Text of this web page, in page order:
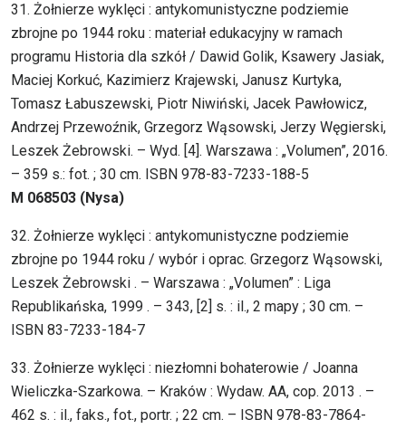
31. Żołnierze wyklęci : antykomunistyczne podziemie
zbrojne po 1944 roku : materiał edukacyjny w ramach
programu Historia dla szkół / Dawid Golik, Ksawery Jasiak,
Maciej Korkuć, Kazimierz Krajewski, Janusz Kurtyka,
Tomasz Łabuszewski, Piotr Niwiński, Jacek Pawłowicz,
Andrzej Przewoźnik, Grzegorz Wąsowski, Jerzy Węgierski,
Leszek Żebrowski. – Wyd. [4]. Warszawa : „Volumen”, 2016.
– 359 s.: fot. ; 30 cm. ISBN 978-83-7233-188-5
M 068503 (Nysa)
32. Żołnierze wyklęci : antykomunistyczne podziemie
zbrojne po 1944 roku / wybór i oprac. Grzegorz Wąsowski,
Leszek Żebrowski . – Warszawa : „Volumen” : Liga
Republikańska, 1999 . – 343, [2] s. : il., 2 mapy ; 30 cm. –
ISBN 83-7233-184-7
33. Żołnierze wyklęci : niezłomni bohaterowie / Joanna
Wieliczka-Szarkowa. – Kraków : Wydaw. AA, cop. 2013 . –
462 s. : il., faks., fot., portr. ; 22 cm. – ISBN 978-83-7864-